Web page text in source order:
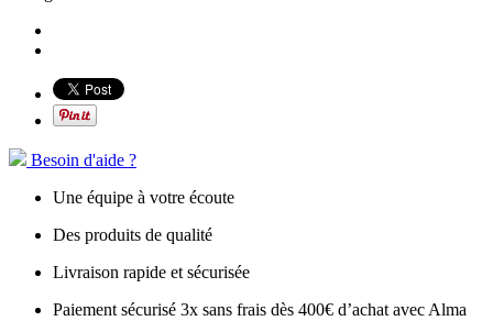
Besoin d'aide ?
Une équipe à votre écoute
Des produits de qualité
Livraison rapide et sécurisée
Paiement sécurisé 3x sans frais dès 400€ d’achat avec Alma